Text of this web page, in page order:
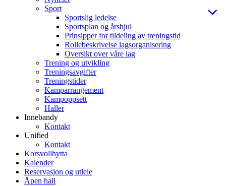
Sport
Sportslig ledelse
Sportsplan og årshjul
Prinsipper for tildeling av treningstid
Rollebeskrivelse lagsorganisering
Oversikt over våre lag
Trening og utvikling
Treningsavgifter
Treningstider
Kamparrangement
Kampoppsett
Haller
Innebandy
Kontakt
Unified
Kontakt
Korsvollhytta
Kalender
Reservasjon og utleie
Åpen hall